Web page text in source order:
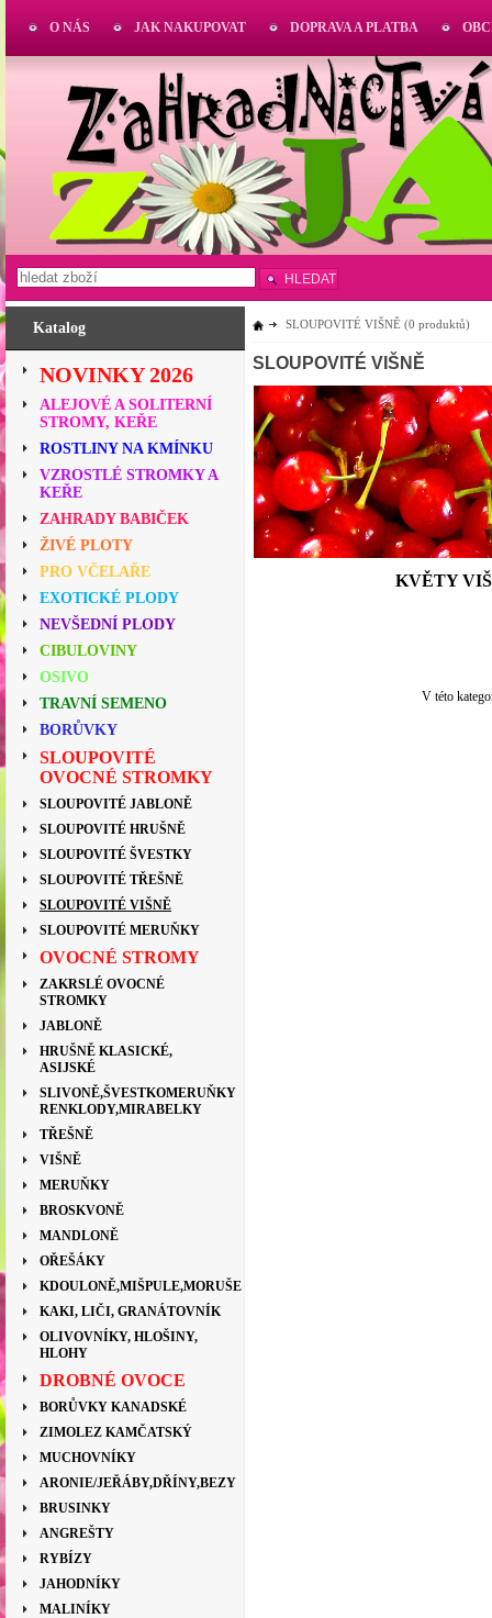
Katalog
NOVINKY 2026
ALEJOVÉ A SOLITERNÍ
STROMY, KEŘE
ROSTLINY NA KMÍNKU
VZROSTLÉ STROMKY A
KEŘE
ZAHRADY BABIČEK
ŽIVÉ PLOTY
PRO VČELAŘE
EXOTICKÉ PLODY
NEVŠEDNÍ PLODY
CIBULOVINY
OSIVO
TRAVNÍ SEMENO
BORŮVKY
SLOUPOVITÉ
OVOCNÉ STROMKY
SLOUPOVITÉ JABLONĚ
SLOUPOVITÉ HRUŠNĚ
SLOUPOVITÉ ŠVESTKY
SLOUPOVITÉ TŘEŠNĚ
SLOUPOVITÉ VIŠNĚ
SLOUPOVITÉ MERUŇKY
OVOCNÉ STROMY
ZAKRSLÉ OVOCNÉ
STROMKY
JABLONĚ
HRUŠNĚ KLASICKÉ,
ASIJSKÉ
SLIVONĚ,ŠVESTKOMERUŇKY
RENKLODY,MIRABELKY
TŘEŠNĚ
VIŠNĚ
MERUŇKY
BROSKVONĚ
MANDLONĚ
OŘEŠÁKY
KDOULONĚ,MIŠPULE,MORUŠE
KAKI, LIČI, GRANÁTOVNÍK
OLIVOVNÍKY, HLOŠINY,
HLOHY
DROBNÉ OVOCE
BORŮVKY KANADSKÉ
ZIMOLEZ KAMČATSKÝ
MUCHOVNÍKY
ARONIE/JEŘÁBY,DŘÍNY,BEZY
BRUSINKY
ANGREŠTY
RYBÍZY
JAHODNÍKY
MALINÍKY
SLOUPOVITÉ VIŠNĚ (0 produktů)
SLOUPOVITÉ VIŠNĚ
KVĚTY
V této
O NÁS JAK NAKUPOVAT DOPRAVA A PLATBA
HLEDAT